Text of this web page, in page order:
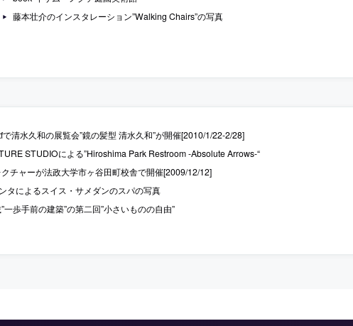
藤本壮介のインスタレーション”Walking Chairs”の写真
清水久和の展覧会”鏡の髪型 清水久和”が開催[2010/1/22-2/28]
STUDIOによる”Hiroshima Park Restroom -Absolute Arrows-“
チャーが法政大学市ヶ谷田町校舎で開催[2009/12/12]
タによるスイス・サメダンのスパの写真
一歩手前の建築”の第二回”小さいものの自由”